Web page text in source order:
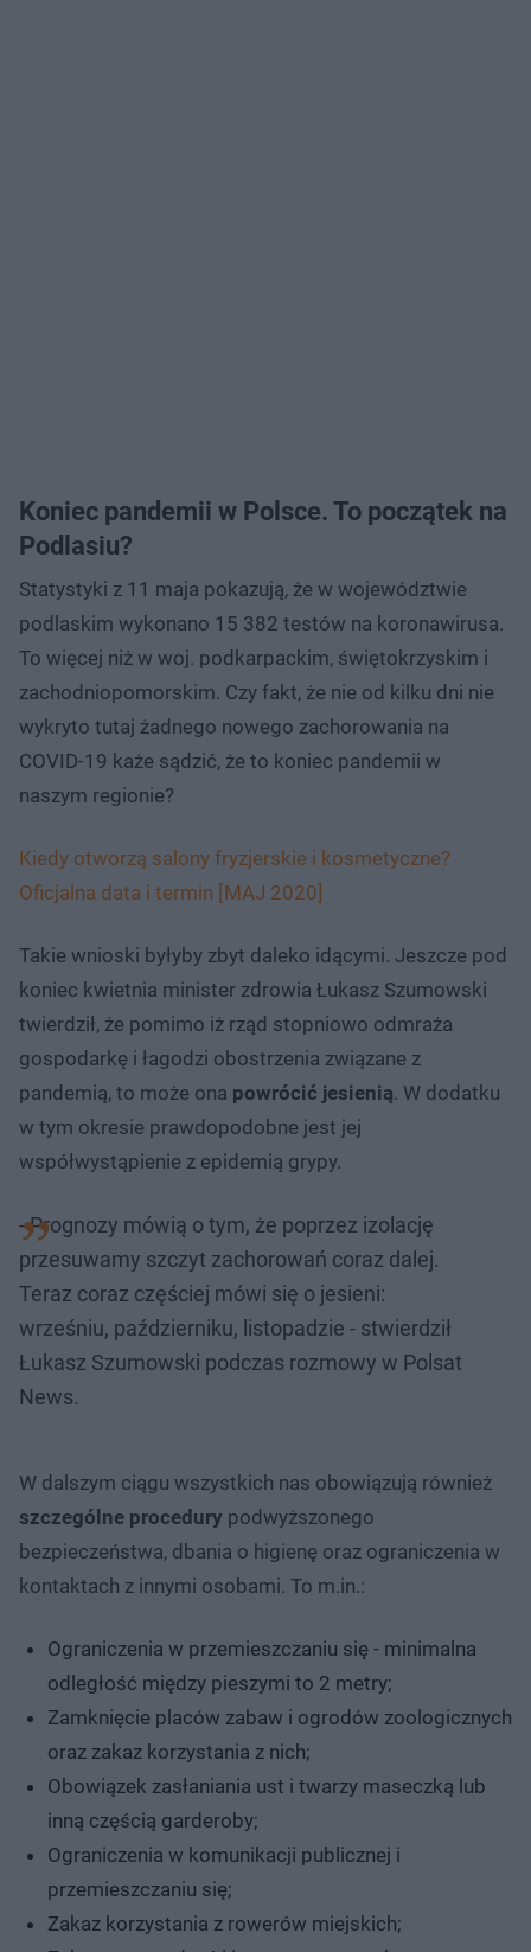
Koniec pandemii w Polsce. To początek na
Podlasiu?
Statystyki z 11 maja pokazują, że w województwie
podlaskim wykonano 15 382 testów na koronawirusa.
To więcej niż w woj. podkarpackim, świętokrzyskim i
zachodniopomorskim. Czy fakt, że nie od kilku dni nie
wykryto tutaj żadnego nowego zachorowania na
COVID-19 każe sądzić, że to koniec pandemii w
naszym regionie?
Kiedy otworzą salony fryzjerskie i kosmetyczne?
Oficjalna data i termin [MAJ 2020]
Takie wnioski byłyby zbyt daleko idącymi. Jeszcze pod
koniec kwietnia minister zdrowia Łukasz Szumowski
twierdził, że pomimo iż rząd stopniowo odmraża
gospodarkę i łagodzi obostrzenia związane z
pandemią, to może ona powrócić jesienią. W dodatku
w tym okresie prawdopodobne jest jej
współwystąpienie z epidemią grypy.
- Prognozy mówią o tym, że poprzez izolację
przesuwamy szczyt zachorowań coraz dalej.
Teraz coraz częściej mówi się o jesieni:
wrześniu, październiku, listopadzie - stwierdził
Łukasz Szumowski podczas rozmowy w Polsat
News.
W dalszym ciągu wszystkich nas obowiązują również
szczególne procedury podwyższonego
bezpieczeństwa, dbania o higienę oraz ograniczenia w
kontaktach z innymi osobami. To m.in.:
Ograniczenia w przemieszczaniu się - minimalna
odległość między pieszymi to 2 metry;
Zamknięcie placów zabaw i ogrodów zoologicznych
oraz zakaz korzystania z nich;
Obowiązek zasłaniania ust i twarzy maseczką lub
inną częścią garderoby;
Ograniczenia w komunikacji publicznej i
przemieszczaniu się;
Zakaz korzystania z rowerów miejskich;